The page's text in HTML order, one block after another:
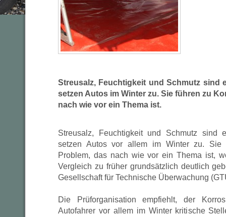
Streusalz, Feuchtigkeit und Schmutz sind
setzen Autos im Winter zu. Sie führen zu
nach wie vor ein Thema ist.
Streusalz, Feuchtigkeit und Schmutz sind
setzen Autos vor allem im Winter zu. Sie
Problem, das nach wie vor ein Thema ist,
Vergleich zu früher grundsätzlich deutlich
Gesellschaft für Technische Überwachung
Die Prüforganisation empfiehlt, der
Autofahrer vor allem im Winter kritische